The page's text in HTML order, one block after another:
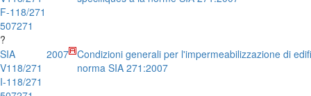
F-118/271
507271
?
SIA
V118/271
I-118/271
2007 Condizioni generali per l'impermeabilizzazione di
norma SIA 271:2007